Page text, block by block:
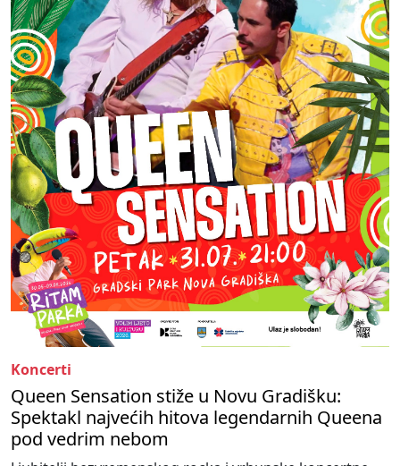
Koncerti
Queen Sensation stiže u Novu Gradišku:
Spektakl najvećih hitova legendarnih Queena
pod vedrim nebom